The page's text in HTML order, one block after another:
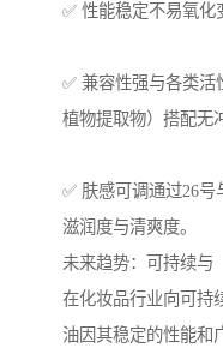
✅ 性能稳定不易氧化
✅ 兼容性强与各类活
植物提取物）搭配无
✅ 肤感可调通过26
滋润度与清爽度。
未来趋势：可持续与
在化妆品行业向可持
油因其稳定的性能和